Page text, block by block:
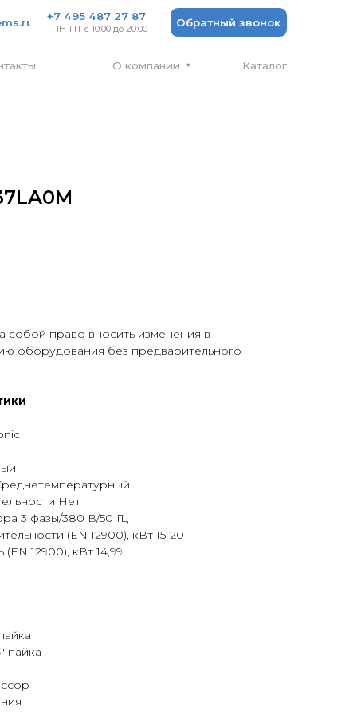
Обратный звонок
487 27 87
до 20:00
собой право вносить изменения в
оборудования без предварительного
Нет
3 фазы/380 В/50 Гц
(EN 12900), кВт 15-20
12900), кВт 14,99
пайка